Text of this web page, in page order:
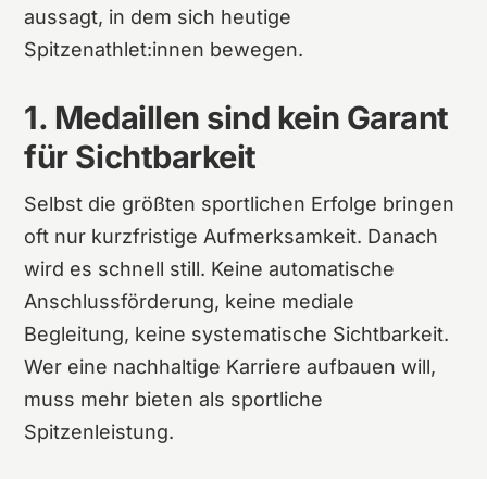
aussagt, in dem sich heutige
Spitzenathlet:innen bewegen.
1. Medaillen sind kein Garant
für Sichtbarkeit
Selbst die größten sportlichen Erfolge bringen
oft nur kurzfristige Aufmerksamkeit. Danach
wird es schnell still. Keine automatische
Anschlussförderung, keine mediale
Begleitung, keine systematische Sichtbarkeit.
Wer eine nachhaltige Karriere aufbauen will,
muss mehr bieten als sportliche
Spitzenleistung.